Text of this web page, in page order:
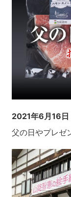
2021年6月16日
父の日やプレゼ